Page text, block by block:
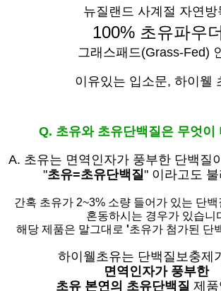
뉴질랜드 사계절 자연방
100% 초유파우
그래스패드(Grass-Fed)
이유있는 입소문, 하이웰
Q. 초유와 초유단백질은 무엇이
A. 초유는 면역인자가 풍부한 단백질
"초유=초유단백질 " 이라고도
간혹 초유가 2~3% 소량 들어가 있는 단
혼동하시는 경우가 있습니
해당 제품은 말그대로 '초유가 첨가된 단
하이웰초유는 단백질보충제
면역인자가 풍부한
초유 본연의 초유단백질 제